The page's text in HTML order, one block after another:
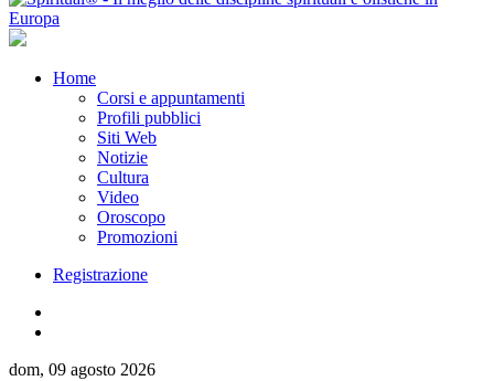
Home
Corsi e appuntamenti
Profili pubblici
Siti Web
Notizie
Cultura
Video
Oroscopo
Promozioni
Registrazione
dom, 09 agosto 2026